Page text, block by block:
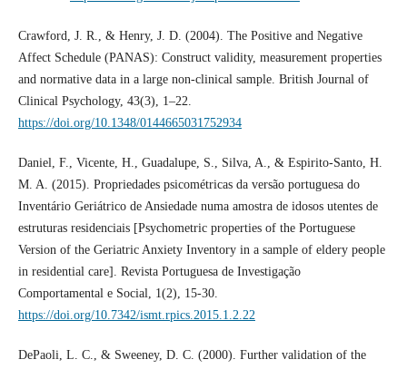
Crawford, J. R., & Henry, J. D. (2004). The Positive and Negative
Affect Schedule (PANAS): Construct validity, measurement properties
and normative data in a large non-clinical sample. British Journal of
Clinical Psychology, 43(3), 1–22.
https://doi.org/10.1348/0144665031752934
Daniel, F., Vicente, H., Guadalupe, S., Silva, A., & Espirito-Santo, H.
M. A. (2015). Propriedades psicométricas da versão portuguesa do
Inventário Geriátrico de Ansiedade numa amostra de idosos utentes de
estruturas residenciais [Psychometric properties of the Portuguese
Version of the Geriatric Anxiety Inventory in a sample of eldery people
in residential care]. Revista Portuguesa de Investigação
Comportamental e Social, 1(2), 15-30.
https://doi.org/10.7342/ismt.rpics.2015.1.2.22
DePaoli, L. C., & Sweeney, D. C. (2000). Further validation of the